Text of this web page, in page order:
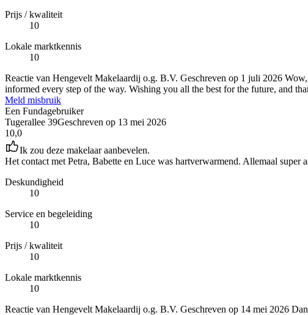
Prijs / kwaliteit
10
Lokale marktkennis
10
Reactie van Hengevelt Makelaardij o.g. B.V. Geschreven op 1 juli 2026
informed every step of the way. Wishing you all the best for the future, and
Meld misbruik
Een Fundagebruiker
Tugerallee 39Geschreven op 13 mei 2026
10,0
Ik zou deze makelaar aanbevelen.
Het contact met Petra, Babette en Luce was hartverwarmend. Allemaal
Deskundigheid
10
Service en begeleiding
10
Prijs / kwaliteit
10
Lokale marktkennis
10
Reactie van Hengevelt Makelaardij o.g. B.V. Geschreven op 14 mei 2026